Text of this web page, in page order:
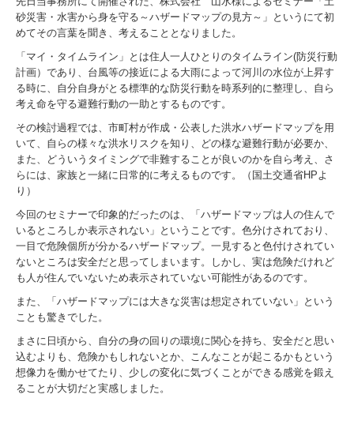
砂災害・水害から身を守る～ハザードマップの見方～」というにて初
めてその言葉を聞き、考えることとなりました。
「マイ・タイムライン」とは住人一人ひとりのタイムライン(防災行動
計画）であり、台風等の接近による大雨によって河川の水位が上昇す
る時に、自分自身がとる標準的な防災行動を時系列的に整理し、自ら
考え命を守る避難行動の一助とするものです。
その検討過程では、市町村が作成・公表した洪水ハザードマップを用
いて、自らの様々な洪水リスクを知り、どの様な避難行動が必要か、
また、どういうタイミングで非難することが良いのかを自ら考え、さ
らには、家族と一緒に日常的に考えるものです。（国土交通省HPよ
り）
今回のセミナーで印象的だったのは、「ハザードマップは人の住んで
いるところしか表示されない」ということです。色分けされており、
一目で危険個所が分かるハザードマップ。一見すると色付けされてい
ないところは安全だと思ってしまいます。しかし、実は危険だけれど
も人が住んでいないため表示されていない可能性があるのです。
また、「ハザードマップには大きな災害は想定されていない」という
ことも驚きでした。
まさに日頃から、自分の身の回りの環境に関心を持ち、安全だと思い
込むよりも、危険かもしれないとか、こんなことが起こるかもという
想像力を働かせてたり、少しの変化に気づくことができる感覚を鍛え
ることが大切だと実感しました。